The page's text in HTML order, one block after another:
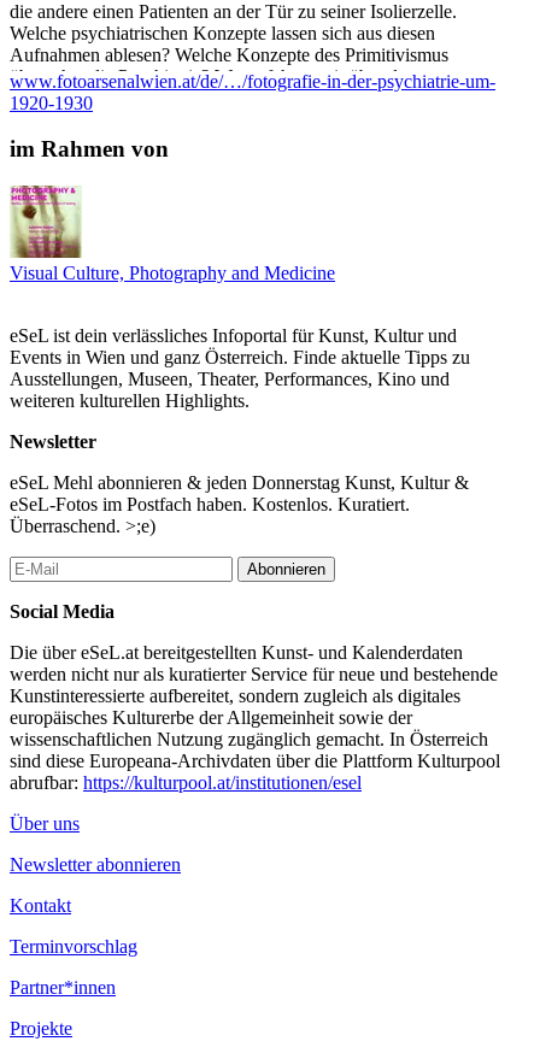
die andere einen Patienten an der Tür zu seiner Isolierzelle.
Welche psychiatrischen Konzepte lassen sich aus diesen
Aufnahmen ablesen? Welche Konzepte des Primitivismus
übernahm die Psychiatrie? Was erfahren wir über den
Handlungsspielraum von Patientinnen, welche gesellschaftlichen
wirkenden Aufnahmen? Und schliesslich: Wie weit kann eine
Interpretation gehen?
Kosten: 5€
...Mehr lesen
www.fotoarsenalwien.at/de/…/fotografie-in-der-psychiatrie-um-
1920-1930
im Rahmen von
Visual Culture, Photography and Medicine
eSeL ist dein verlässliches Infoportal für Kunst, Kultur und
Events in Wien und ganz Österreich. Finde aktuelle Tipps zu
Ausstellungen, Museen, Theater, Performances, Kino und
weiteren kulturellen Highlights.
Newsletter
eSeL Mehl abonnieren & jeden Donnerstag Kunst, Kultur &
eSeL-Fotos im Postfach haben. Kostenlos. Kuratiert.
Überraschend. >;e)
Abonnieren
Social Media
Die über eSeL.at bereitgestellten Kunst- und Kalenderdaten
werden nicht nur als kuratierter Service für neue und bestehende
Kunstinteressierte aufbereitet, sondern zugleich als digitales
europäisches Kulturerbe der Allgemeinheit sowie der
wissenschaftlichen Nutzung zugänglich gemacht. In Österreich
sind diese Europeana-Archivdaten über die Plattform Kulturpool
abrufbar: https://kulturpool.at/institutionen/esel
Über uns
Newsletter abonnieren
Kontakt
Terminvorschlag
Partner*innen
Projekte